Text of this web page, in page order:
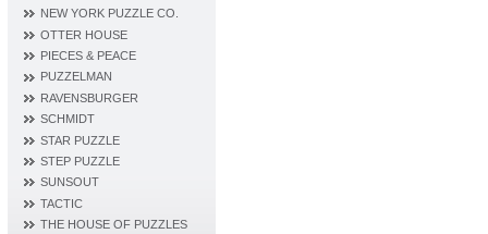
NEW YORK PUZZLE CO.
OTTER HOUSE
PIECES & PEACE
PUZZELMAN
RAVENSBURGER
SCHMIDT
STAR PUZZLE
STEP PUZZLE
SUNSOUT
TACTIC
THE HOUSE OF PUZZLES